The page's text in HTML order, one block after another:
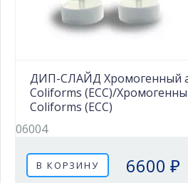
ДИП-СЛАЙД Хромогенный
Coliforms (ECC)/
Coliforms (ECC)
06004
В КОРЗИНУ 6600 ₽